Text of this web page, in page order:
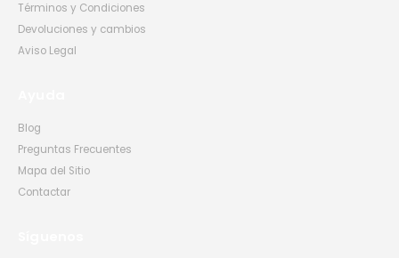
Términos y Condiciones
Devoluciones y cambios
Aviso Legal
Blog
Preguntas Frecuentes
Mapa del Sitio
Contactar